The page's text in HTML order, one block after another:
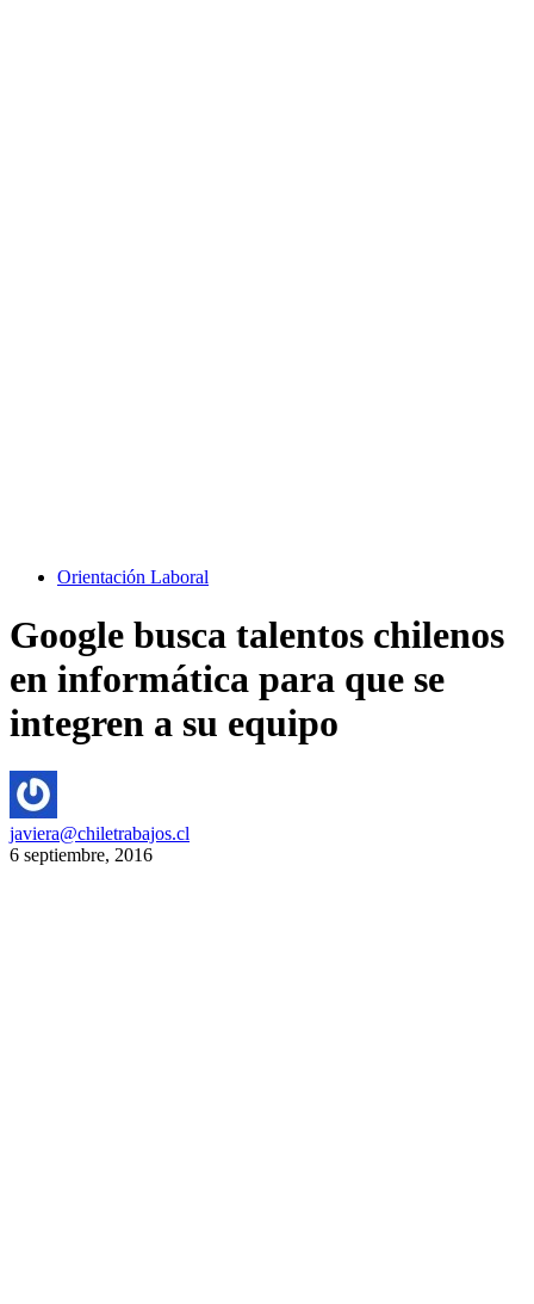
Orientación Laboral
Google busca talentos chilenos
en informática para que se
integren a su equipo
javiera@chiletrabajos.cl
6 septiembre, 2016